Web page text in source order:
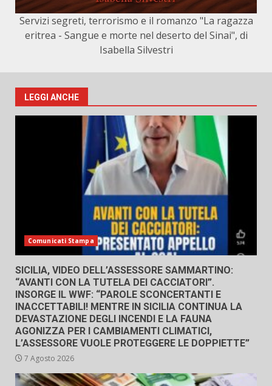
Servizi segreti, terrorismo e il romanzo "La ragazza
eritrea - Sangue e morte nel deserto del Sinai", di
Isabella Silvestri
LEGGI ANCHE
Comunicati Stampa
SICILIA, VIDEO DELL’ASSESSORE SAMMARTINO:
“AVANTI CON LA TUTELA DEI CACCIATORI”.
INSORGE IL WWF: “PAROLE SCONCERTANTI E
INACCETTABILI! MENTRE IN SICILIA CONTINUA LA
DEVASTAZIONE DEGLI INCENDI E LA FAUNA
AGONIZZA PER I CAMBIAMENTI CLIMATICI,
L’ASSESSORE VUOLE PROTEGGERE LE DOPPIETTE”
7 Agosto 2026